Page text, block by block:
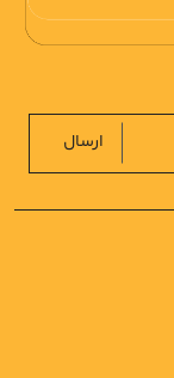
ارسال